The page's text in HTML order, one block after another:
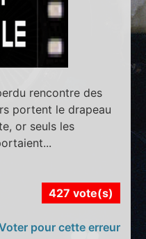
rencontre des
portent le drapeau
or seuls les
427 vote(s)
pour cette erreur